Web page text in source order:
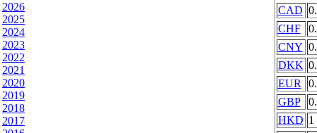
2026
2025
2024
2023
2022
2021
2020
2019
2018
2017
CAD
CHF
CNY
DKK
EUR
GBP
HKD 1